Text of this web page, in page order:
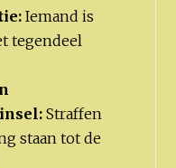
Iemand is
tegendeel
Straffen
staan tot de